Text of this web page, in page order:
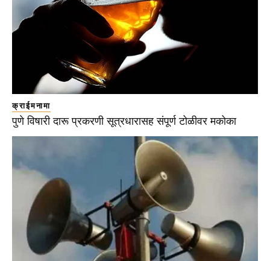
क्राईमनामा
पुणे विषारी दारू प्रकरणी सूत्रधारासह संपूर्ण टोळीवर मकोका